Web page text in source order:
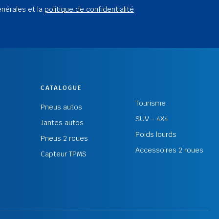
et la politique de confidentialité
CATALOGUE
Pneus autos
Jantes autos
Pneus 2 roues
Capteur TPMS
Tourisme
SUV - 4X4
Poids lourds
Accessoires 2 roues